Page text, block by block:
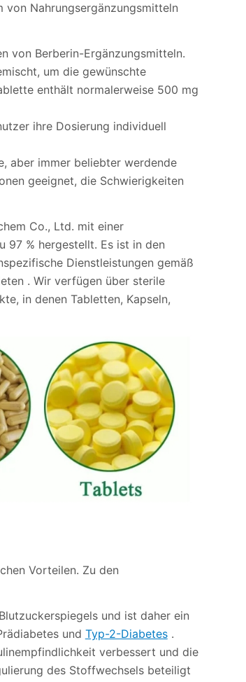
von Nahrungsergänzungsmitteln
von Berberin-Ergänzungsmitteln.
um die gewünschte
enthält normalerweise 500 mg
ihre Dosierung individuell
aber immer beliebter werdende
geeignet, die Schwierigkeiten
Co., Ltd. mit einer
97 % hergestellt. Es ist in den
Dienstleistungen gemäß
. Wir verfügen über sterile
in denen Tabletten, Kapseln,
Vorteilen. Zu den
und ist daher ein
und Typ-2-Diabetes.
verbessert und die
des Stoffwechsels beteiligt